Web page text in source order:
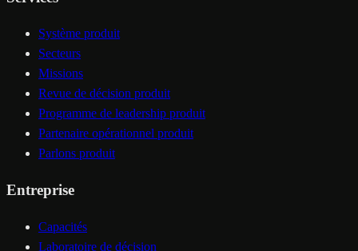
Système produit
Secteurs
Missions
Revue de décision produit
Programme de leadership produit
Partenaire opérationnel produit
Parlons produit
Entreprise
Capacités
Laboratoire de décision